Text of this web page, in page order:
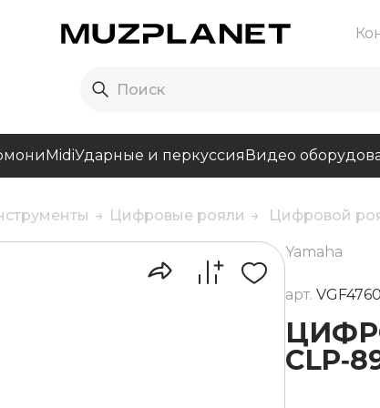
MidiУдарные и перкуссияВидео
Цифровые рояли Цифровой
Yamaha
арт. VGF4760